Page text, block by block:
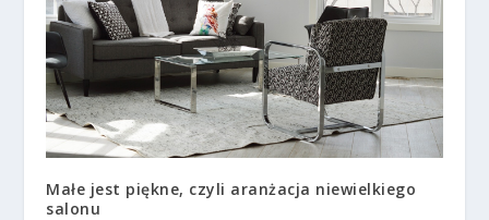
Małe jest piękne, czyli aranżacja niewielkiego
salonu